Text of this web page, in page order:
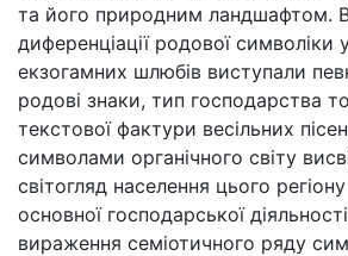
та його природним ландшафтом. В
диференціації родової символіки
екзогамних шлюбів виступали
родові знаки, тип господарства
текстової фактури весільних
символами органічного світу
світогляд населення цього
основної господарської
вираження семіотичного ряду